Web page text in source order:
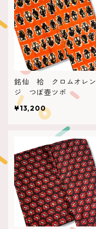
銘仙 袷 クロムオレン
ジ つぼ壺ツボ
¥13,200